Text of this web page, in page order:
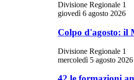
Divisione Regionale 1
giovedì 6 agosto 2026
Colpo d'agosto: il
Divisione Regionale 1
mercoledì 5 agosto 2026